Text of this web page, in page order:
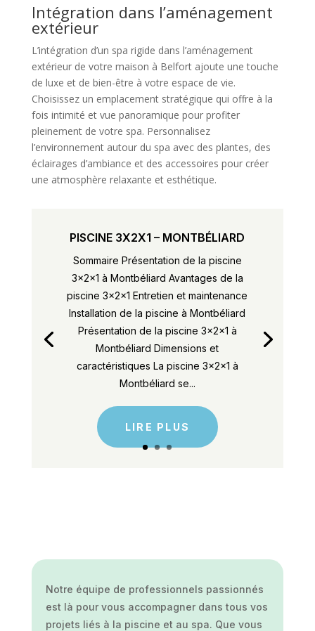
Intégration dans l’aménagement
extérieur
L’intégration d’un spa rigide dans l’aménagement
extérieur de votre maison à Belfort ajoute une touche
de luxe et de bien-être à votre espace de vie.
Choisissez un emplacement stratégique qui offre à la
fois intimité et vue panoramique pour profiter
pleinement de votre spa. Personnalisez
l’environnement autour du spa avec des plantes, des
éclairages d’ambiance et des accessoires pour créer
une atmosphère relaxante et esthétique.
PISCINE 3X2X1 – MONTBÉLIARD
Sommaire Présentation de la piscine
3x2x1 à Montbéliard Avantages de la
piscine 3x2x1 Entretien et maintenance
Installation de la piscine à Montbéliard
Présentation de la piscine 3x2x1 à
Montbéliard Dimensions et
caractéristiques La piscine 3x2x1 à
Montbéliard se...
LIRE PLUS
Notre équipe de professionnels passionnés
est là pour vous accompagner dans tous vos
projets liés à la piscine et au spa. Que vous